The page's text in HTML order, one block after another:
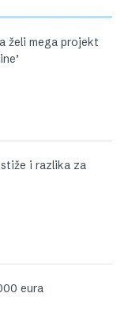
želi mega projekt
i razlika za
eura